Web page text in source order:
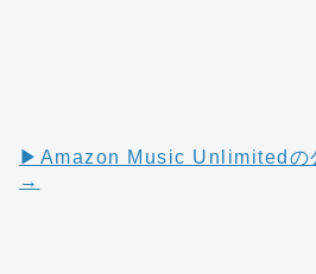
▶︎Amazon Music Unlimitedの
→